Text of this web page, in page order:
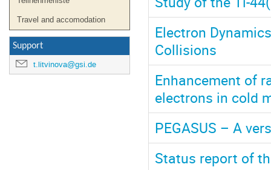
Travel and accomodation
Support
t.litvinova@gsi.de
Electron
Collisions
Enhancement of
electrons in cold
PEGASUS – A
Status report of